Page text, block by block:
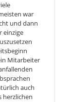
war
und dann
einzige
Mitarbeiter
auch
herzlichen